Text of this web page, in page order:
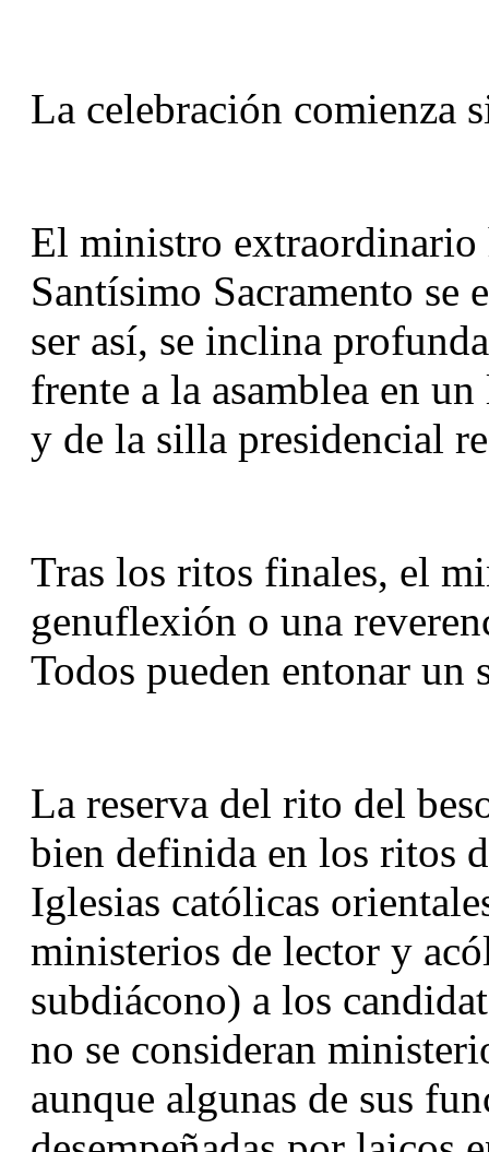
La celebración comienza
El ministro extraordinario
Santísimo Sacramento se
ser así, se inclina
frente a la asamblea en
y de la silla presidencial
Tras los ritos finales, el
genuflexión o una
Todos pueden entonar un
La reserva del rito del
bien definida en los ritos
Iglesias católicas
ministerios de lector y
subdiácono) a los
no se consideran
aunque algunas de sus